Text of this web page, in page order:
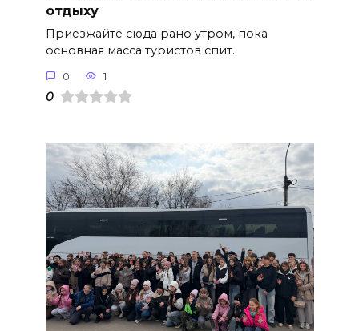
отдыху
Приезжайте сюда рано утром, пока
основная масса туристов спит.
0 1
0